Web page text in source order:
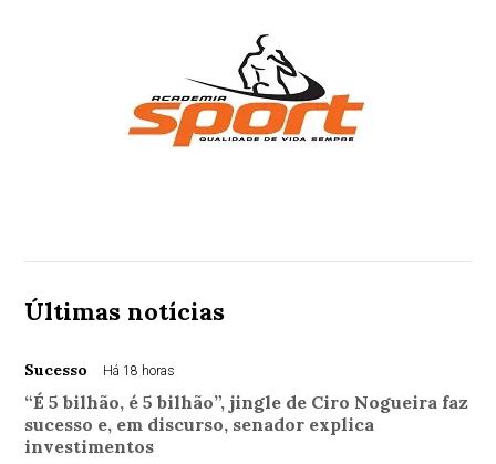
Últimas notícias
Sucesso Há 18 horas
“É 5 bilhão, é 5 bilhão”, jingle de Ciro Nogueira faz
sucesso e, em discurso, senador explica
investimentos